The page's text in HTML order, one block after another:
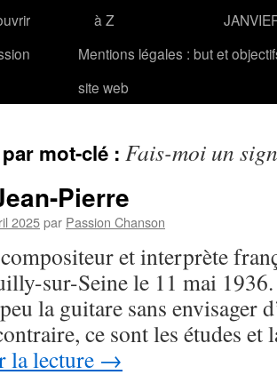
à Z
Mentions légales : but et
site web
mot-clé : Fais-moi un
Pierre
2025par Passion Chanson
et interprète
sur-Seine le 11 mai
la guitare sans envisager
ce sont les études
la lecture →